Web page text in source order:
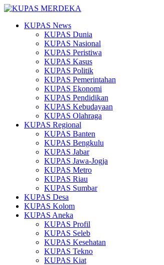
KUPAS News
KUPAS Dunia
KUPAS Nasional
KUPAS Peristiwa
KUPAS Kasus
KUPAS Politik
KUPAS Pemerintahan
KUPAS Ekonomi
KUPAS Pendidikan
KUPAS Kebudayaan
KUPAS Olahraga
KUPAS Regional
KUPAS Banten
KUPAS Bengkulu
KUPAS Jabar
KUPAS Jawa-Jogja
KUPAS Metro
KUPAS Riau
KUPAS Sumbar
KUPAS Desa
KUPAS Kolom
KUPAS Aneka
KUPAS Profil
KUPAS Seleb
KUPAS Kesehatan
KUPAS Tekno
KUPAS Kiat